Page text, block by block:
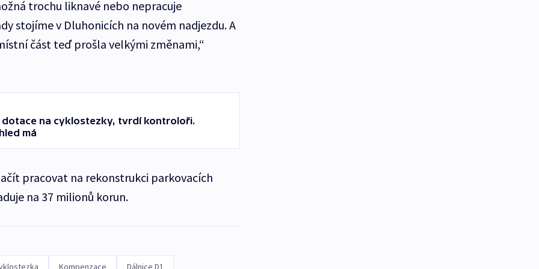
trochu liknavé nebo nepracuje
stojíme v Dluhonicích na novém nadjezdu. A
část teď prošla velkými změnami,“
dotace na cyklostezky, tvrdí kontroloři.
má
pracovat na rekonstrukci parkovacích
na 37 milionů korun.
Kompenzace Dálnice D1